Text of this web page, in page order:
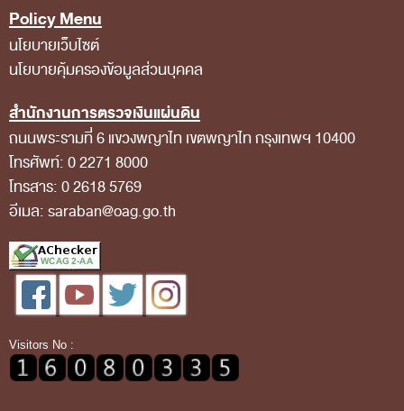
การป้องกันการทุจริต
การส่งเสริมความโปร่งใส
การเปิดโอกาสให้เกิดการมีส่วนร่วม
การขับเคลื่อนจริยธรรม
รายงานผลการปฏิบัติงานประจำปี
รายงานผลการดำเนินงานของ สตง.
แผน/ผลการปฏิบัติงานและการใช้จ่าย
แผนพัฒนาทรัพยากรบุคคล
รายงานการรับทรัพย์สินหรือประโยชน์อื่นใดโดย
ธรรมจรรยา
รายงานของผู้สอบบัญชีและรายงานการเงินของ สตง.
รายงานผลตามนโยบาย No Gift Policy
Policy Menu
นโยบายเว็บไซต์
นโยบายคุ้มครองข้อมูลส่วนบุคคล
สำนักงานการตรวจเงินแผ่นดิน
ถนนพระรามที่ 6 แขวงพญาไท เขตพญาไท กรุงเทพฯ 10400
โทรศัพท์: 0 2271 8000
โทรสาร: 0 2618 5769
อีเมล: saraban@oag.go.th
Visitors No :